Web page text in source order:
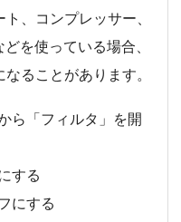
、コンプレッサー、
を使っている場合、
ることがあります。
ら「フィルタ」を開
する
にする